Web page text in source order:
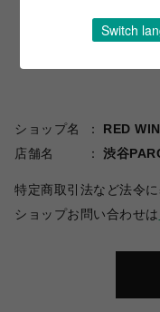
ショップ名
RED
店舗名
渋谷
特定商取引法など法令
ショップお問い合わせは
Switch